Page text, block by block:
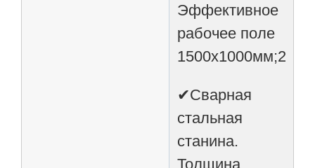
Эффективное
рабочее поле
✔Сварная
стальная
станина.
Толщина